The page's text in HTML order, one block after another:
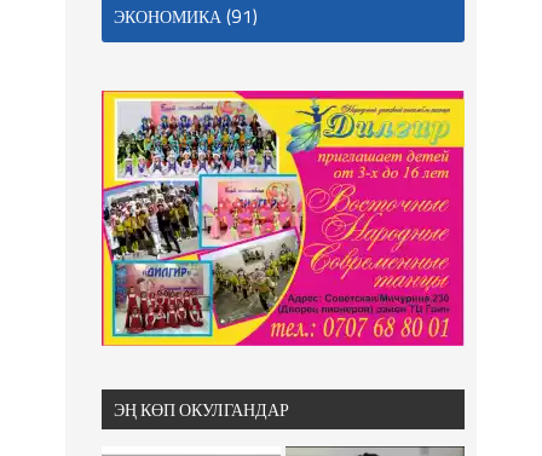
ЭКОНОМИКА(91)
ЭҢ КӨП ОКУЛГАНДАР